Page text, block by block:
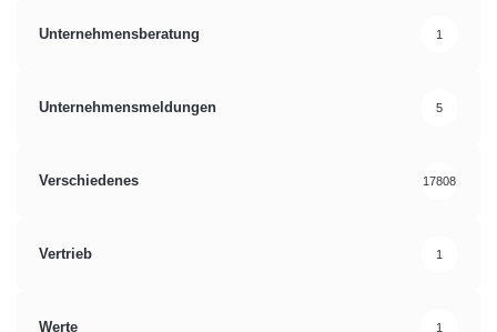
Unternehmensberatung 1
Unternehmensmeldungen 5
Verschiedenes 17808
Vertrieb 1
Werte 1